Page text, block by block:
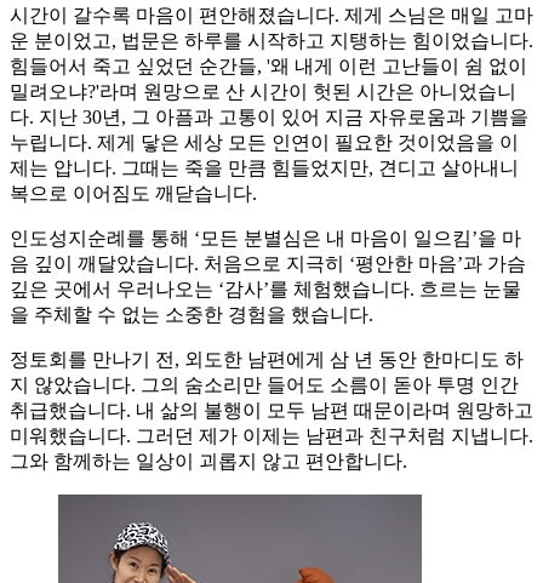
시간이 갈수록 마음이 편안해졌습니다. 제게 스님은 매일 고마
운 분이었고, 법문은 하루를 시작하고 지탱하는 힘이었습니다.
힘들어서 죽고 싶었던 순간들, '왜 내게 이런 고난들이 쉼 없이
밀려오냐?'라며 원망으로 산 시간이 헛된 시간은 아니었습니
다. 지난 30년, 그 아픔과 고통이 있어 지금 자유로움과 기쁨을
누립니다. 제게 닿은 세상 모든 인연이 필요한 것이었음을 이
제는 압니다. 그때는 죽을 만큼 힘들었지만, 견디고 살아내니
복으로 이어짐도 깨닫습니다.
인도성지순례를 통해 ‘모든 분별심은 내 마음이 일으킴’을 마
음 깊이 깨달았습니다. 처음으로 지극히 ‘평안한 마음’과 가슴
깊은 곳에서 우러나오는 ‘감사’를 체험했습니다. 흐르는 눈물
을 주체할 수 없는 소중한 경험을 했습니다.
정토회를 만나기 전, 외도한 남편에게 삼 년 동안 한마디도 하
지 않았습니다. 그의 숨소리만 들어도 소름이 돋아 투명 인간
취급했습니다. 내 삶의 불행이 모두 남편 때문이라며 원망하고
미워했습니다. 그러던 제가 이제는 남편과 친구처럼 지냅니다.
그와 함께하는 일상이 괴롭지 않고 편안합니다.